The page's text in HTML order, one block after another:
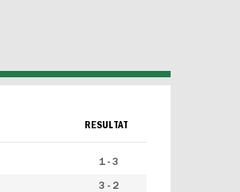
RESULTAT
1 - 3
3 - 2